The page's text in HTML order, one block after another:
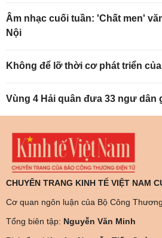
Âm nhạc cuối tuần: 'Chất men'
Nội
Không để lỡ thời cơ phát triển
Vùng 4 Hải quân đưa 33 ngư dân
CHUYÊN TRANG KINH TẾ VIỆT NAM
Cơ quan ngôn luận của Bộ Công Thương
Tổng biên tập: Nguyễn Văn Minh